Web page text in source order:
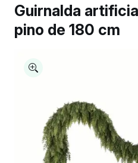
Guirnalda
pino de 180 cm